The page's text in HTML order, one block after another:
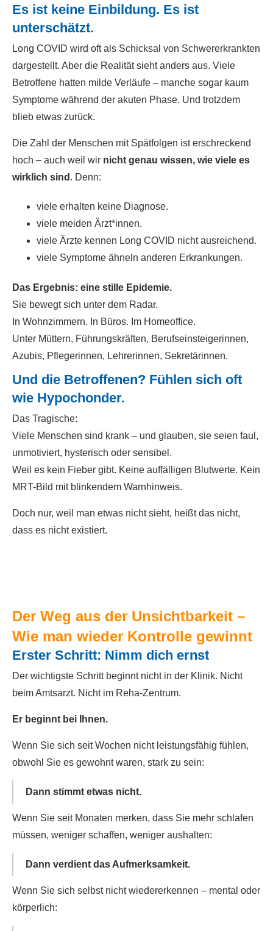
Es ist keine Einbildung. Es ist
unterschätzt.
Long COVID wird oft als Schicksal von Schwererkrankten
dargestellt. Aber die Realität sieht anders aus. Viele
Betroffene hatten milde Verläufe – manche sogar kaum
Symptome während der akuten Phase. Und trotzdem
blieb etwas zurück.
Die Zahl der Menschen mit Spätfolgen ist erschreckend
hoch – auch weil wir nicht genau wissen, wie viele es
wirklich sind . Denn:
viele erhalten keine Diagnose.
viele meiden Ärzt*innen.
viele Ärzte kennen Long COVID nicht ausreichend.
viele Symptome ähneln anderen Erkrankungen.
Das Ergebnis: eine stille Epidemie.
Sie bewegt sich unter dem Radar.
In Wohnzimmern. In Büros. Im Homeoffice.
Unter Müttern, Führungskräften, Berufseinsteigerinnen,
Azubis, Pflegerinnen, Lehrerinnen, Sekretärinnen.
Und die Betroffenen? Fühlen sich oft
wie Hypochonder.
Das Tragische:
Viele Menschen sind krank – und glauben, sie seien faul,
unmotiviert, hysterisch oder sensibel.
Weil es kein Fieber gibt. Keine auffälligen Blutwerte. Kein
MRT-Bild mit blinkendem Warnhinweis.
Doch nur, weil man etwas nicht sieht, heißt das nicht,
dass es nicht existiert.
Der Weg aus der Unsichtbarkeit –
Wie man wieder Kontrolle gewinnt
Erster Schritt: Nimm dich ernst
Der wichtigste Schritt beginnt nicht in der Klinik. Nicht
beim Amtsarzt. Nicht im Reha-Zentrum.
Er beginnt bei Ihnen.
Wenn Sie sich seit Wochen nicht leistungsfähig fühlen,
obwohl Sie es gewohnt waren, stark zu sein:
Dann stimmt etwas nicht.
Wenn Sie seit Monaten merken, dass Sie mehr schlafen
müssen, weniger schaffen, weniger aushalten:
Dann verdient das Aufmerksamkeit.
Wenn Sie sich selbst nicht wiedererkennen – mental oder
körperlich: